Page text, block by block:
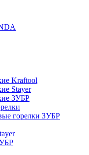
Kraftool
Stayer
ЗУБР
горелки ЗУБР